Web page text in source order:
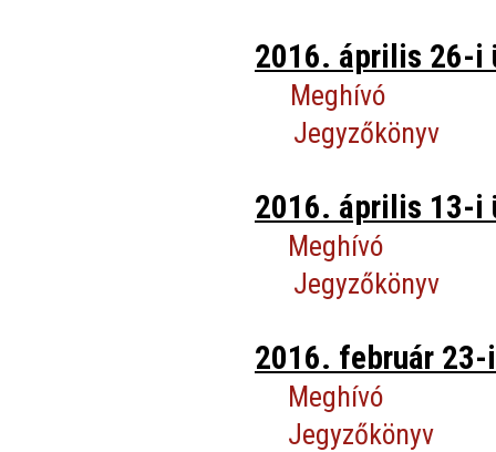
2016. április 26-i
Meghívó
Jegyzőkönyv
2016. április 13-i
Meghívó
Jegyzőkönyv
2016. február
Meghívó
Jegyzőkönyv